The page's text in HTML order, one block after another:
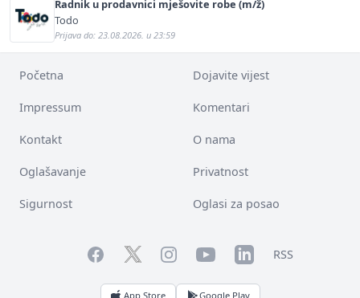
Radnik u prodavnici mješovite robe (m/ž)
Todo
Prijava do: 23.08.2026. u 23:59
Početna Dojavite vijest
Impressum Komentari
Kontakt O nama
Oglašavanje Privatnost
Sigurnost Oglasi za posao
FacebookTwitterInstagramYouTubeLinkedInRSS
App Store Google Play